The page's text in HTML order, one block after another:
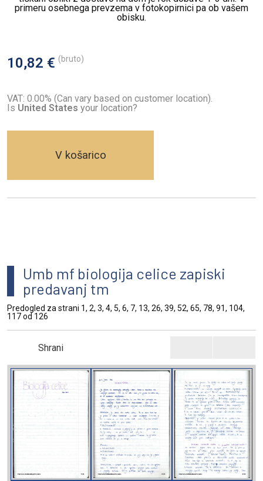
primeru osebnega prevzema v fotokopirnici pa ob vašem
obisku.
10,82 € (bruto)
VAT: 0.00% (Can vary based on customer location).
Is United States your location?
V košarico
Umb mf biologija celice zapiski
predavanj tm
Predogled za strani 1, 2, 3, 4, 5, 6, 7, 13, 26, 39, 52, 65, 78, 91, 104,
117 od 126
Shrani